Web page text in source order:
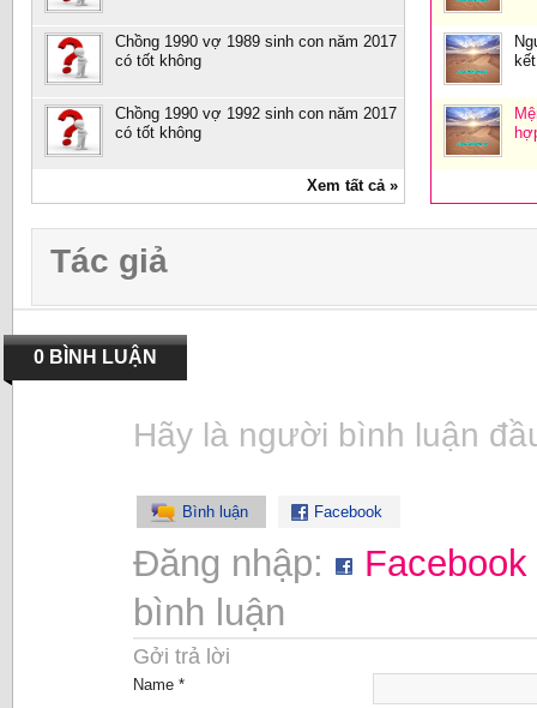
Chồng 1990 vợ 1989 sinh con năm 2017
có tốt không
Chồng 1990 vợ 1992 sinh con năm 2017
có tốt không
Xem tất cả »
Tác giả
0 BÌNH LUẬN
Hãy là người bình luận
Bình luận Facebook
Đăng nhập: Facebook
bình luận
Gởi trả lời
Name *